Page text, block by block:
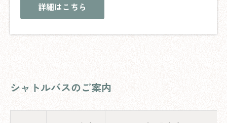
詳細はこちら
シャトルバスのご案内